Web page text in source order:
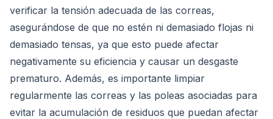
verificar la tensión adecuada de las correas,
asegurándose de que no estén ni demasiado flojas ni
demasiado tensas, ya que esto puede afectar
negativamente su eficiencia y causar un desgaste
prematuro. Además, es importante limpiar
regularmente las correas y las poleas asociadas para
evitar la acumulación de residuos que puedan afectar